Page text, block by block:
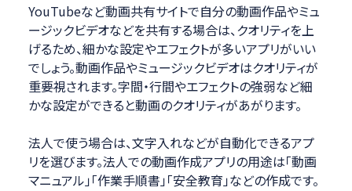
YouTubeなど動画共有サイトで自分の動画作品やミュ
ージックビデオなどを共有する場合は、クオリティを上
げるため、細かな設定やエフェクトが多いアプリがいい
でしょう。動画作品やミュージックビデオはクオリティが
重要視されます。字間・行間やエフェクトの強弱など細
かな設定ができると動画のクオリティがあがります。
法人で使う場合は、文字入れなどが自動化できるアプ
リを選びます。法人での動画作成アプリの用途は「動画
マニュアル」「作業手順書」「安全教育」などの作成です。